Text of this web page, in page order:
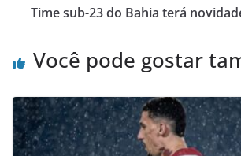
Time sub-23 do Bahia terá
Você pode gostar